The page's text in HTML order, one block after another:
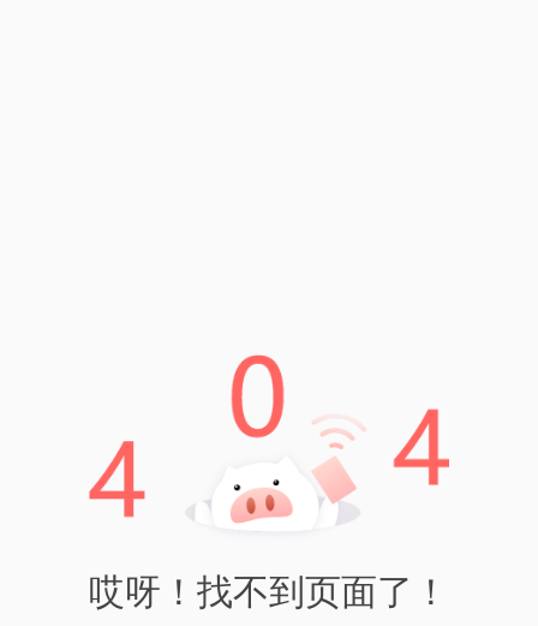
哎呀！找不到页面了！